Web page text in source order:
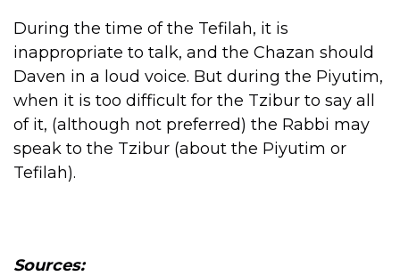
During the time of the Tefilah, it is
inappropriate to talk, and the Chazan should
Daven in a loud voice. But during the Piyutim,
when it is too difficult for the Tzibur to say all
of it, (although not preferred) the Rabbi may
speak to the Tzibur (about the Piyutim or
Tefilah).
Sources: